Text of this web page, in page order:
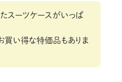
スーツケースがいっぱ
買い得な特価品もありま